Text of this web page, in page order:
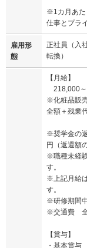
※1カ月あた
仕事とプラ
雇用形
態
正社員（入
転換）
【月給】
218,000
※化粧品販
全額＋残業
※奨学金の
円（返還額
※職種未経
す。
※上記月給
す。
※研修期間
※交通費
【賞与】
・基本賞与